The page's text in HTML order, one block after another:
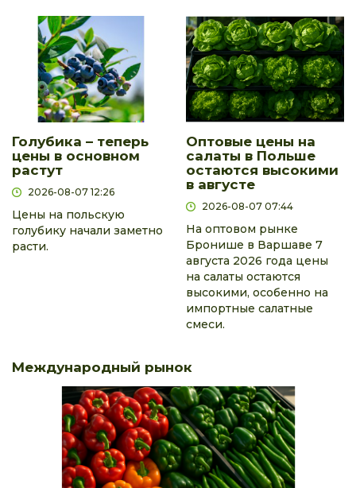
Голубика – теперь
цены в основном
растут
2026-08-07 12:26
Цены на польскую
голубику начали заметно
расти.
Оптовые цены на
салаты в Польше
остаются высокими
в августе
2026-08-07 07:44
На оптовом рынке
Бронише в Варшаве 7
августа 2026 года цены
на салаты остаются
высокими, особенно на
импортные салатные
смеси.
Международный рынок